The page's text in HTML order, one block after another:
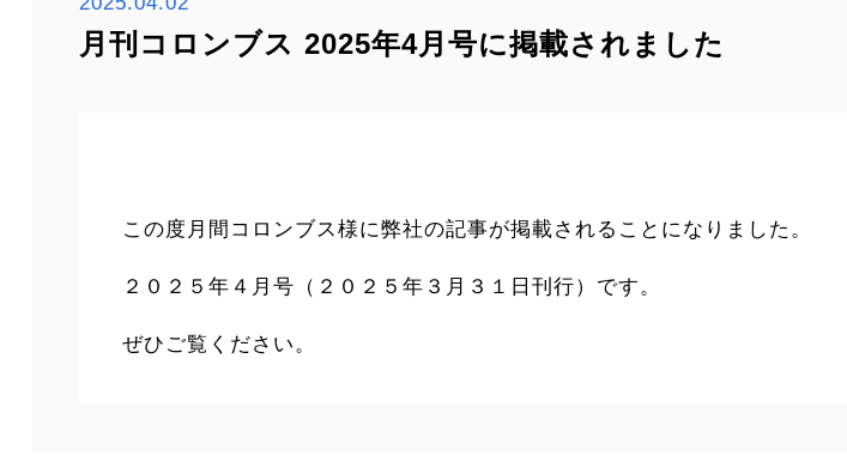
月刊コロンブス 2025年4月号に掲載されました
この度月間コロンブス様に弊社の記事が掲載されることになりました。
２０２５年４月号（２０２５年３月３１日刊行）です。
ぜひご覧ください。